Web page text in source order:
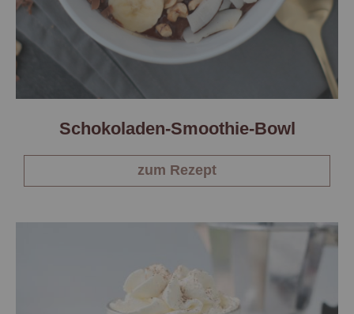
Schokoladen-Smoothie-Bowl
zum Rezept